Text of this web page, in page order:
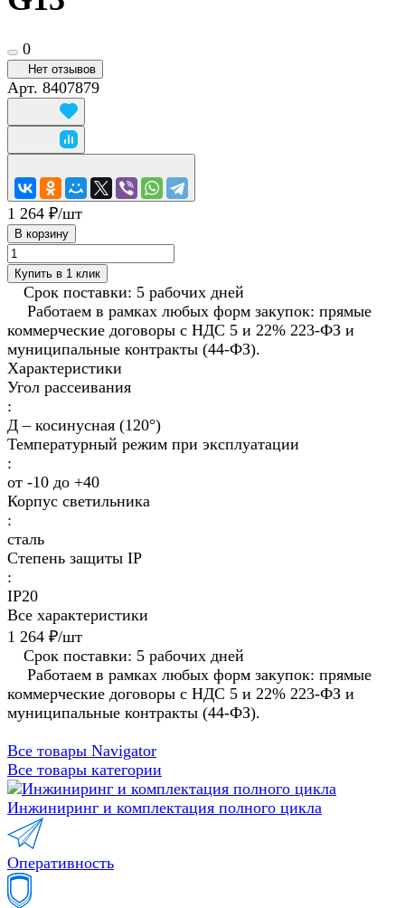
0
Нет отзывов
Арт. 8407879
1 264 ₽/шт
В корзину
Купить в 1 клик
Срок поставки: 5 рабочих дней
Работаем в рамках любых форм закупок: прямые
коммерческие договоры с НДС 5 и 22% 223-ФЗ и
муниципальные контракты (44-ФЗ).
Характеристики
Угол рассеивания
:
Д – косинусная (120°)
Температурный режим при эксплуатации
:
от -10 до +40
Корпус светильника
:
сталь
Степень защиты IP
:
IP20
Все характеристики
1 264 ₽/шт
Срок поставки: 5 рабочих дней
Работаем в рамках любых форм закупок: прямые
коммерческие договоры с НДС 5 и 22% 223-ФЗ и
муниципальные контракты (44-ФЗ).
Все товары Navigator
Все товары категории
Инжиниринг и комплектация полного цикла
Оперативность